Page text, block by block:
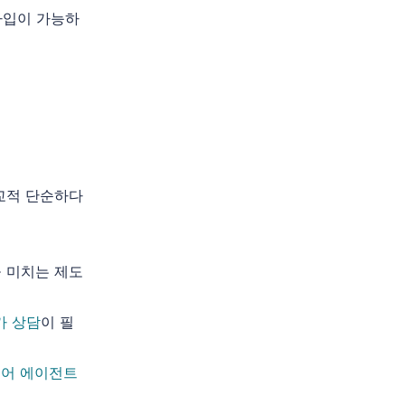
이 가능하
적 단순하다
미치는 제도
상담이 필
에이전트